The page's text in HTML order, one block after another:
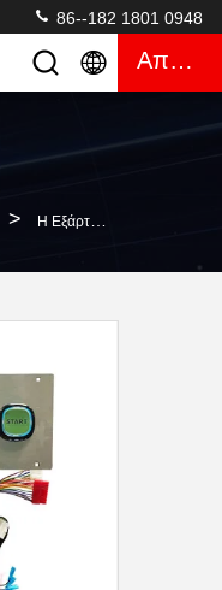
86--182 1801 0948
Απόσπασμα
> Η Εξάρτηση Λουριών Καλωδίωσης Κουμπώνει Την Επιτροπή Για Τις Χρυσές 43 Καμμμένες Ίντσες Τηλεοπτικές Μηχανές Παιχνιδιών Οθονών Επαφής Παιχνιδιών Αυλακώσεων Buffalo